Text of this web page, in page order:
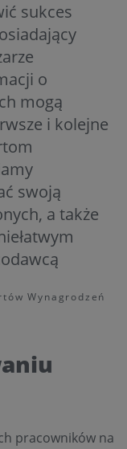
sukces
o
mogą
i kolejne
swoją
a także
Wynagrodzeń
pracowników na